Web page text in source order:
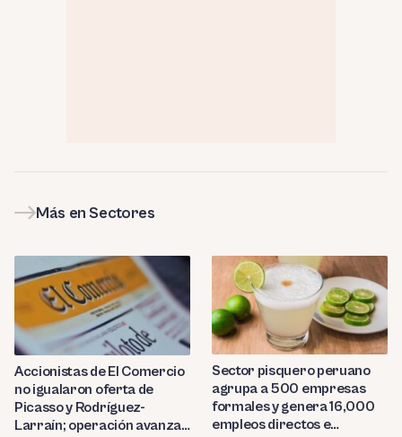
Más en Sectores
Accionistas de El Comercio
no igualaron oferta de
Picasso y Rodríguez-
Larraín; operación avanza
Sector pisquero peruano
agrupa a 500 empresas
formales y genera 16,000
empleos directos e